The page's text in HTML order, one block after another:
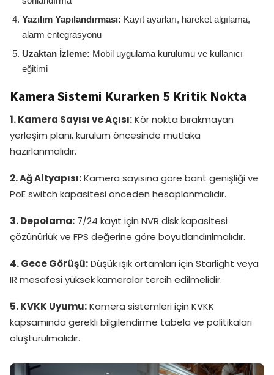
Yazılım Yapılandırması: Kayıt ayarları, hareket algılama,
alarm entegrasyonu
Uzaktan İzleme: Mobil uygulama kurulumu ve kullanıcı
eğitimi
Kamera Sistemi Kurarken 5 Kritik Nokta
1. Kamera Sayısı ve Açısı:Kör nokta bırakmayan
yerleşim planı, kurulum öncesinde mutlaka
hazırlanmalıdır.
2. Ağ Altyapısı:Kamera sayısına göre bant genişliği ve
PoE switch kapasitesi önceden hesaplanmalıdır.
3. Depolama: 7/24 kayıt için NVR disk kapasitesi
çözünürlük ve FPS değerine göre boyutlandırılmalıdır.
4. Gece Görüşü:Düşük ışık ortamları için Starlight veya
IR mesafesi yüksek kameralar tercih edilmelidir.
5. KVKK Uyumu:Kamera sistemleri için KVKK
kapsamında gerekli bilgilendirme tabela ve politikaları
oluşturulmalıdır.